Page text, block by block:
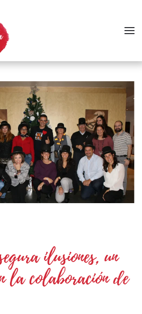
ilusiones, un
la colaboración de